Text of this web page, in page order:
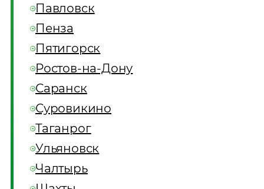
Павловск
Пенза
Пятигорск
Ростов-на-Дону
Саранск
Суровикино
Таганрог
Ульяновск
Чалтырь